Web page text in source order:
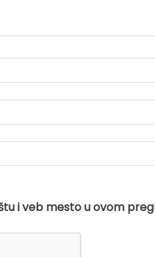
i veb mesto u ovom